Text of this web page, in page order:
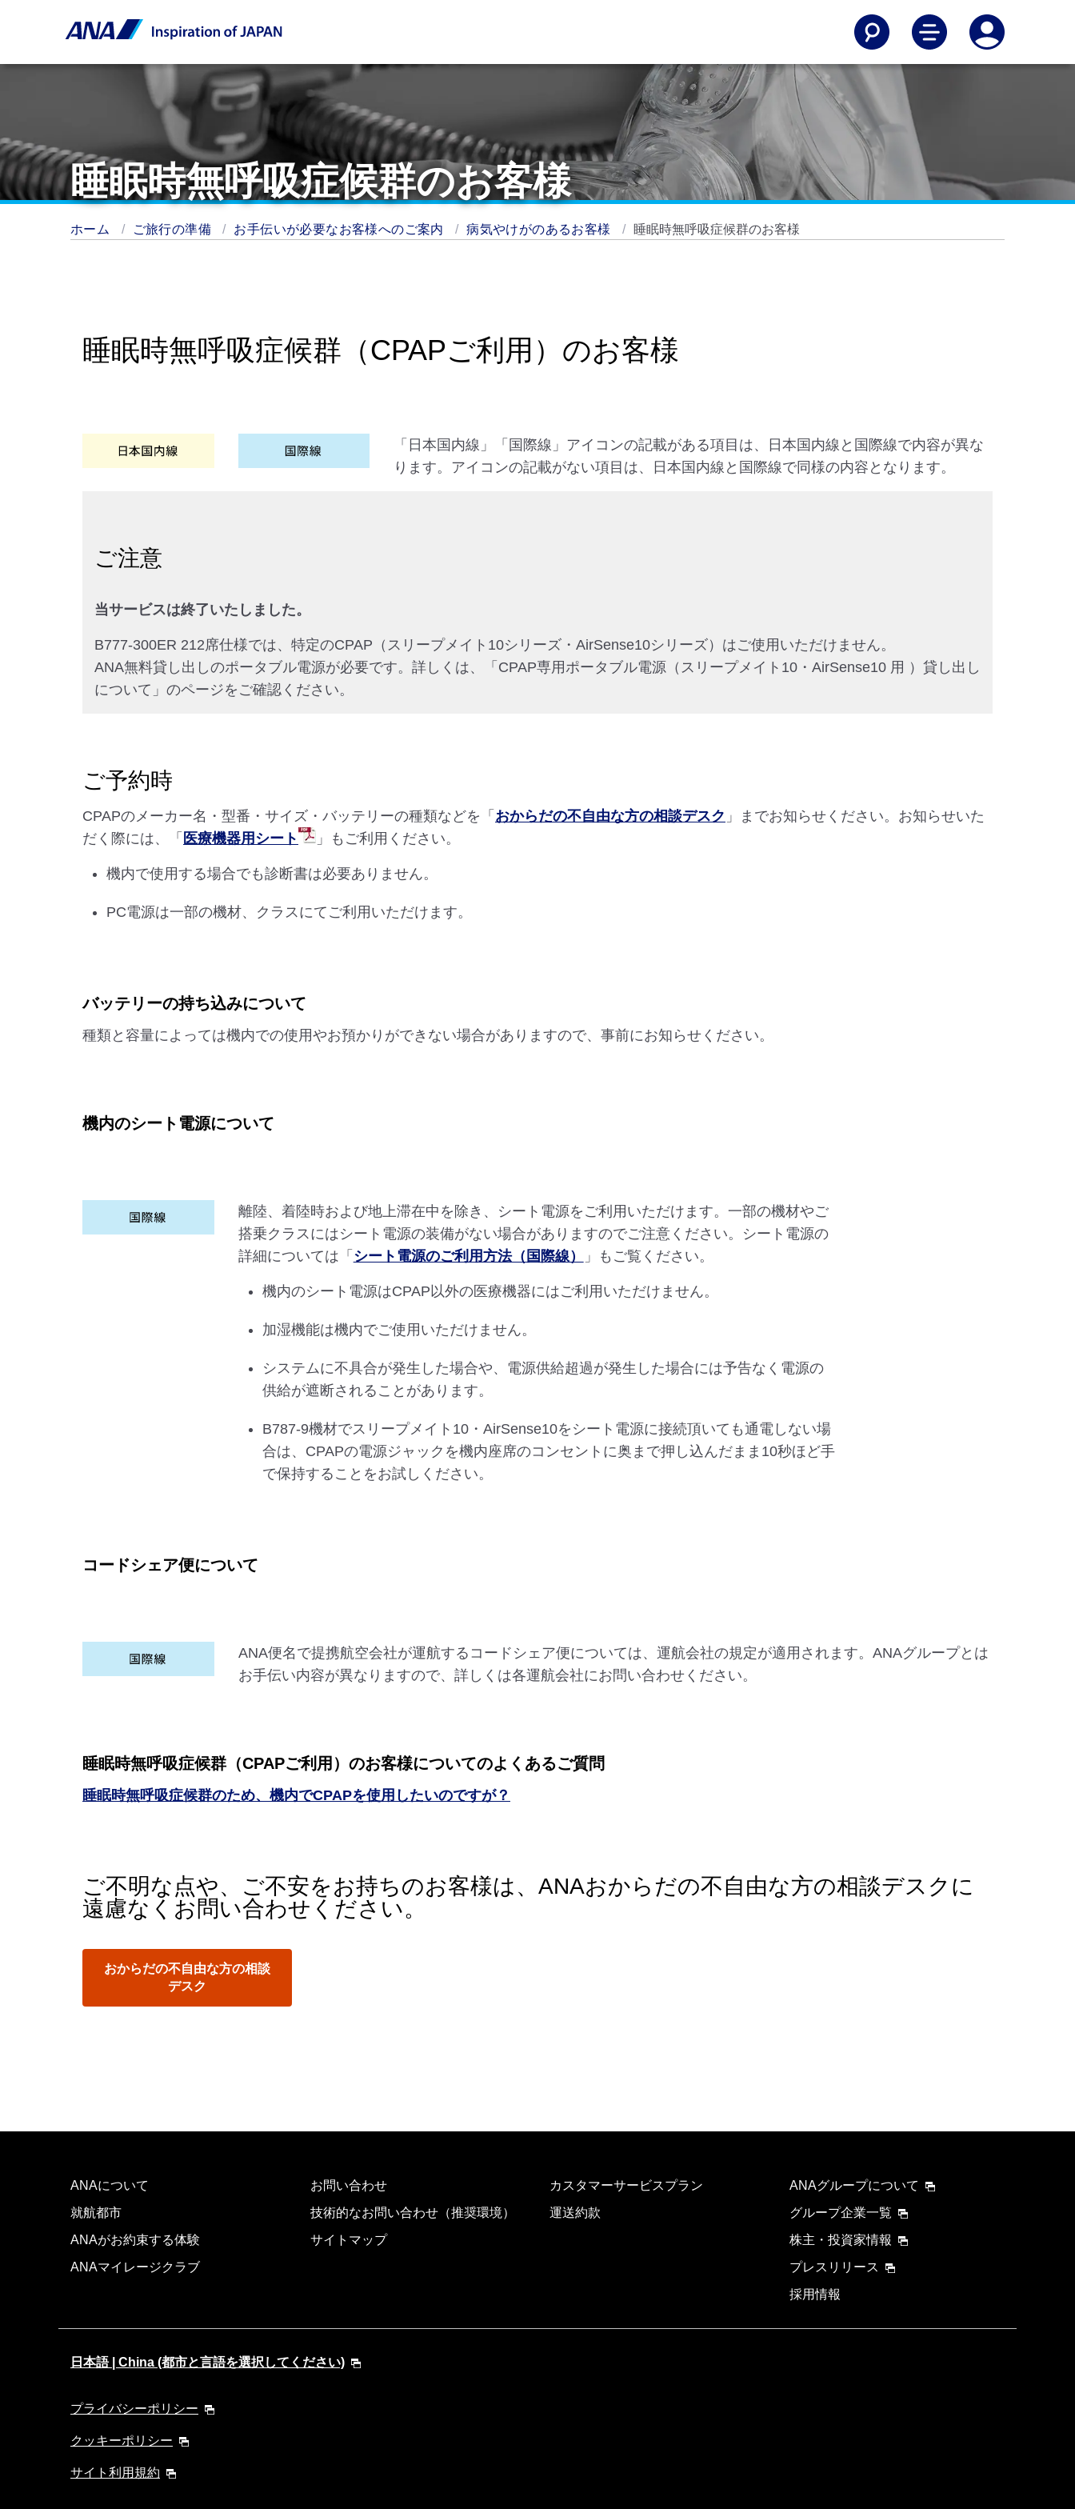
睡眠時無呼吸症候群のお客様
ホーム ご旅行の準備 お手伝いが必要なお客様へのご案内 病気やけがのあるお客様 睡眠時無呼吸症候群のお客様
睡眠時無呼吸症候群（CPAPご利用）のお客様
「日本国内線」「国際線」アイコンの記載がある項目は、日本国内線と国際線で内容が異な
ります。アイコンの記載がない項目は、日本国内線と国際線で同様の内容となります。
ご注意
当サービスは終了いたしました。
B777-300ER 212席仕様では、特定のCPAP（スリープメイト10シリーズ・AirSense10シリーズ）はご使用いただけません。
ANA無料貸し出しのポータブル電源が必要です。詳しくは、「CPAP専用ポータブル電源（スリープメイト10・AirSense10 用 ）貸し出し
について」のページをご確認ください。
ご予約時
CPAPのメーカー名・型番・サイズ・バッテリーの種類などを「 おからだの不自由な方の相談デスク 」までお知らせください。お知らせいた
だく際には、「 医療機器用シート 」もご利用ください。
機内で使用する場合でも診断書は必要ありません。
PC電源は一部の機材、クラスにてご利用いただけます。
バッテリーの持ち込みについて
種類と容量によっては機内での使用やお預かりができない場合がありますので、事前にお知らせください。
機内のシート電源について
離陸、着陸時および地上滞在中を除き、シート電源をご利用いただけます。一部の機材やご
搭乗クラスにはシート電源の装備がない場合がありますのでご注意ください。シート電源の
詳細については「 シート電源のご利用方法（国際線） 」もご覧ください。
機内のシート電源はCPAP以外の医療機器にはご利用いただけません。
加湿機能は機内でご使用いただけません。
システムに不具合が発生した場合や、電源供給超過が発生した場合には予告なく電源の
供給が遮断されることがあります。
B787-9機材でスリープメイト10・AirSense10をシート電源に接続頂いても通電しない場
合は、CPAPの電源ジャックを機内座席のコンセントに奥まで押し込んだまま10秒ほど手
で保持することをお試しください。
コードシェア便について
ANA便名で提携航空会社が運航するコードシェア便については、運航会社の規定が適用されます。ANAグループとは
お手伝い内容が異なりますので、詳しくは各運航会社にお問い合わせください。
睡眠時無呼吸症候群（CPAPご利用）のお客様についてのよくあるご質問
睡眠時無呼吸症候群のため、機内でCPAPを使用したいのですが？
ご不明な点や、ご不安をお持ちのお客様は、ANAおからだの不自由な方の相談デスクに
遠慮なくお問い合わせください。
おからだの不自由な方の相談
デスク
ANAについて
就航都市
ANAがお約束する体験
ANAマイレージクラブ
お問い合わせ
技術的なお問い合わせ（推奨環境）
サイトマップ
カスタマーサービスプラン
運送約款
ANAグループについて
グループ企業一覧
株主・投資家情報
プレスリリース
採用情報
日本語 | China (都市と言語を選択してください)
プライバシーポリシー
クッキーポリシー
サイト利用規約